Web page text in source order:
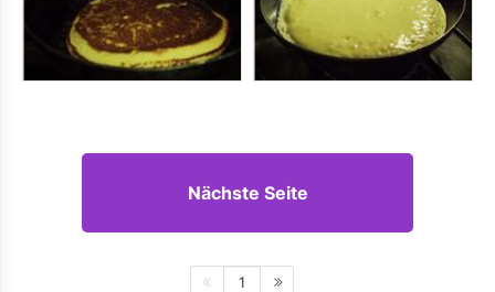
Nächste Seite
1